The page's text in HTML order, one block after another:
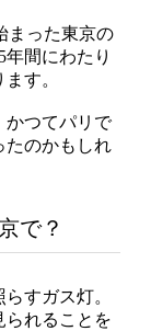
まった東京の
間にわたり
す。
かつてパリで
たのかもしれ
で？
すガス灯。
られることを